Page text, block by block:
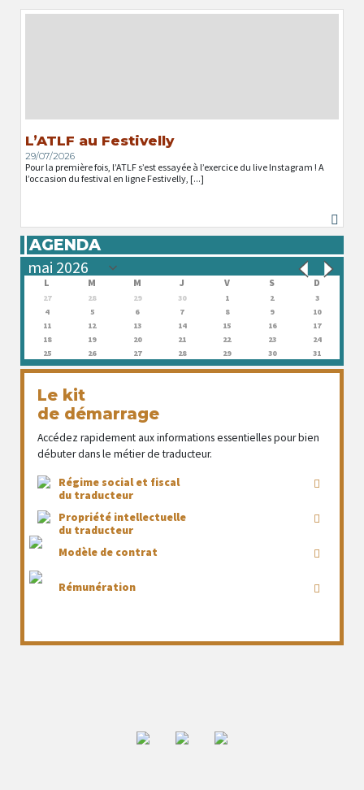
L’ATLF au Festivelly
29/07/2026
Pour la première fois, l’ATLF s’est essayée à l’exercice du live Instagram ! A
l’occasion du festival en ligne Festivelly, [...]
AGENDA
L M M J V S D
27 28 29 30 1 2
3
4
5 6 7 8 9
10
11
12 13 14 15 16
17
18
19 20 21 22 23
24
25
26 27 28 29 30 31
Le kit
de démarrage
Accédez rapidement aux informations essentielles pour bien
débuter dans le métier de traducteur.
Régime social et fiscal
du traducteur
Propriété intellectuelle
du traducteur
Modèle de contrat
Rémunération